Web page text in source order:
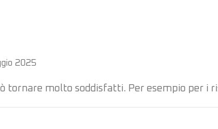
2025
tornare molto soddisfatti. Per esempio per